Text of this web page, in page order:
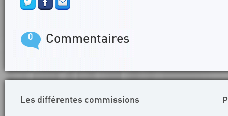
0 Commentaires
Les différentes commissions